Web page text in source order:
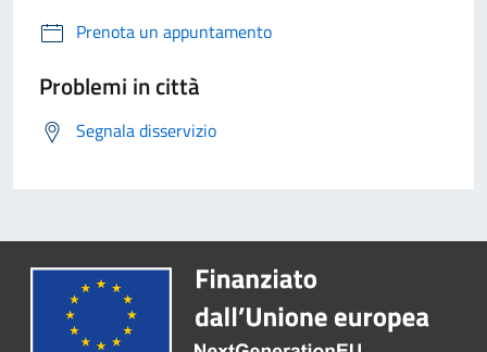
Prenota un appuntamento
Problemi in città
Segnala disservizio